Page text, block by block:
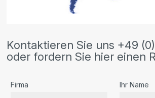
Kontaktieren Sie uns +49
oder fordern Sie hier einen
Firma Ihr Name